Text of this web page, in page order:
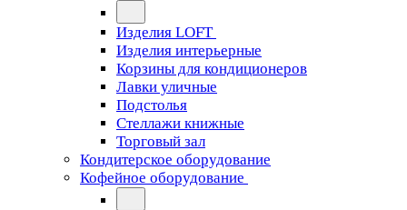
Изделия LOFT
Изделия интерьерные
Корзины для кондиционеров
Лавки уличные
Подстолья
Стеллажи книжные
Торговый зал
Кондитерское оборудование
Кофейное оборудование